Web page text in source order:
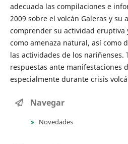
adecuada las compilaciones e
2009 sobre el volcán Galeras y su
comprender su actividad eruptiva
como amenaza natural, así como
las actividades de los nariñenses.
respuestas ante manifestaciones
especialmente durante crisis
Navegar
Novedades